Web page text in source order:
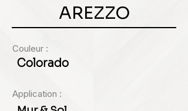
AREZZO
Couleur :
Colorado
Application :